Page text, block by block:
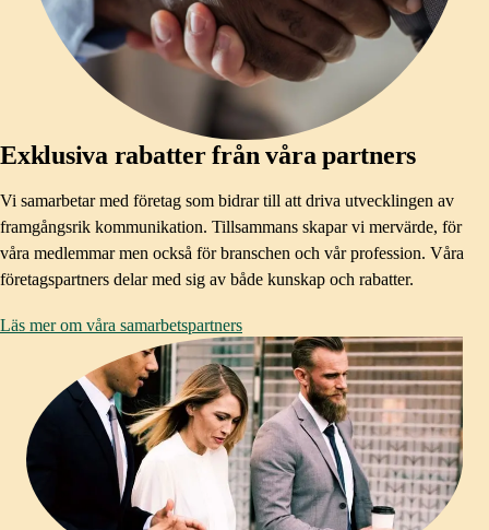
Exklusiva rabatter från våra partners
Vi samarbetar med företag som bidrar till att driva utvecklingen av
framgångsrik kommunikation. Tillsammans skapar vi mervärde, för
våra medlemmar men också för branschen och vår profession. Våra
företagspartners delar med sig av både kunskap och rabatter.
Läs mer om våra samarbetspartners